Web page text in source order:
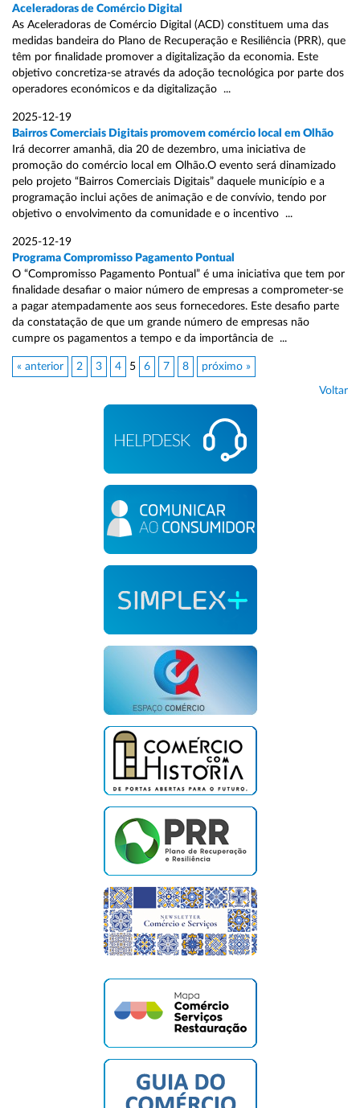
Aceleradoras de Comércio Digital
As Aceleradoras de Comércio Digital (ACD) constituem uma das
medidas bandeira do Plano de Recuperação e Resiliência (PRR), que
têm por finalidade promover a digitalização da economia. Este
objetivo concretiza-se através da adoção tecnológica por parte dos
operadores económicos e da digitalização ...
2025-12-19
Bairros Comerciais Digitais promovem comércio local em Olhão
Irá decorrer amanhã, dia 20 de dezembro, uma iniciativa de
promoção do comércio local em Olhão.O evento será dinamizado
pelo projeto “Bairros Comerciais Digitais” daquele município e a
programação inclui ações de animação e de convívio, tendo por
objetivo o envolvimento da comunidade e o incentivo ...
2025-12-19
Programa Compromisso Pagamento Pontual
O “Compromisso Pagamento Pontual” é uma iniciativa que tem por
finalidade desafiar o maior número de empresas a comprometer-se
a pagar atempadamente aos seus fornecedores. Este desafio parte
da constatação de que um grande número de empresas não
cumpre os pagamentos a tempo e da importância de ...
« anterior 2 3 4 5 6 7 8 próximo »
Voltar